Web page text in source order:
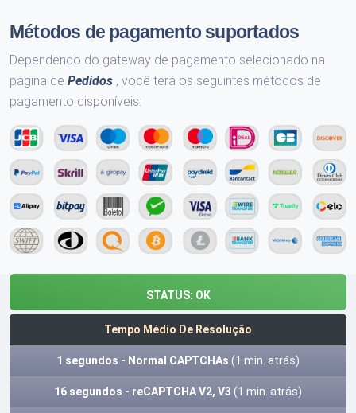
Métodos de pagamento suportados
Dependendo do gateway de pagamento selecionado na
página de Pedidos , você terá os seguintes métodos de
pagamento disponíveis:
STATUS: OK
Tempo Médio De Resolução
1 segundos - Normal CAPTCHAs (1 min. atrás)
16 segundos - reCAPTCHA V2, V3 (1 min. atrás)